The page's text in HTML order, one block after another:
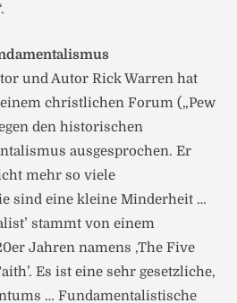
und Autor Rick Warren hat
christlichen Forum („Pew
den historischen
ausgesprochen. Er
mehr so viele
sind eine kleine Minderheit …
stammt von einem
Jahren namens ‚The Five
Es ist eine sehr gesetzliche,
… Fundamentalistische